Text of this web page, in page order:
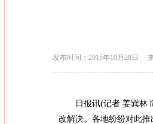
发布时间：2015年10月28日
日报讯(记者 姜巽林 陈
改解决。各地纷纷对此